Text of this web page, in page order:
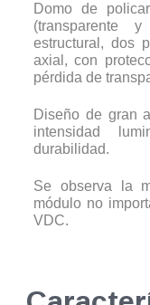
Domo de
(transparente
estructural, dos
axial, con
pérdida de
Diseño de gran
intensidad
durabilidad.
Se observa la
módulo no
VDC.